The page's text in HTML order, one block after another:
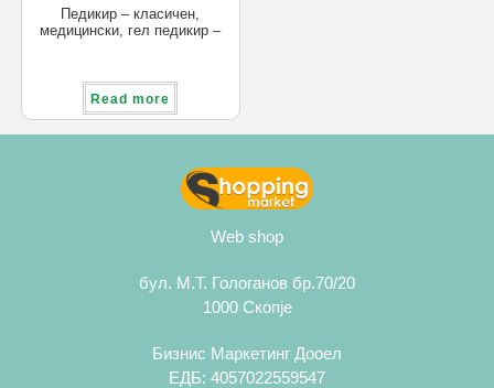
Педикир – класичен,
медицински, гел педикир –
Read more
Web shop
бул. М.Т. Гологанов бр.70/20
1000 Скопје
Бизнис Маркетинг Дооел
ЕДБ: 4057022559547